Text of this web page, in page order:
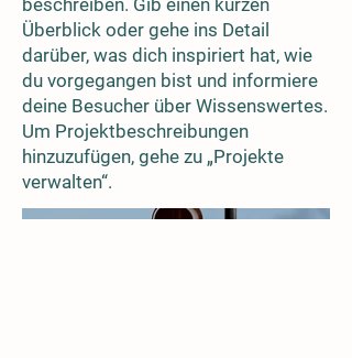
Überblick oder gehe ins Detail
darüber, was dich inspiriert hat, wie
du vorgegangen bist und informiere
deine Besucher über Wissenswertes.
Um Projektbeschreibungen
hinzuzufügen, gehe zu „Projekte
verwalten“.